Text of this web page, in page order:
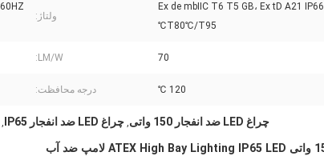
Ex de mbIIC T6 T5 GB، Ex tD A21 IP66
T80℃/T95℃
ولتاژ:
70
LM/W:
120 ℃ درجه محافظت:
چراغ LED ضد انفجار 150 واتی , چراغ LED ضد انفجار IP65 ,